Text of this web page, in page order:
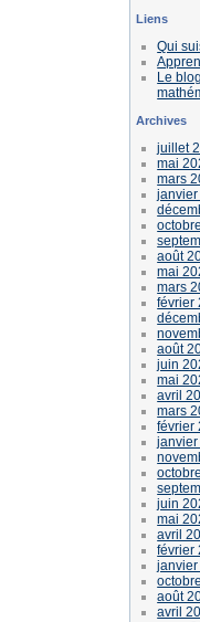
Liens
Qui
Le
Archives
juillet
mai
mars
janvier
août
mai
mars
février
août
juin
mai
avril
mars
février
juin
mai
avril
février
août
avril